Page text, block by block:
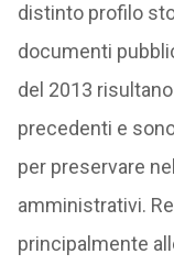
distinto profilo
documenti
del 2013
precedenti e
per preservare
amministrativi.
principalmente